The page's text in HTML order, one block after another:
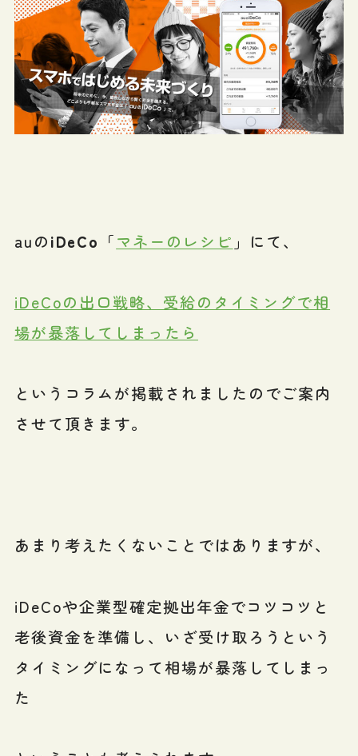
auのiDeCo 「マネーのレシピ 」にて、
iDeCoの出口戦略、受給のタイミングで相
場が暴落してしまったら
というコラムが掲載されましたのでご案内
させて頂きます。
あまり考えたくないことではありますが、
iDeCoや企業型確定拠出年金でコツコツと
老後資金を準備し、いざ受け取ろうという
タイミングになって相場が暴落してしまっ
た